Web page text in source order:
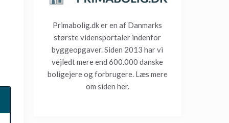
Primabolig.dk er en af Danmarks
største vidensportaler indenfor
byggeopgaver. Siden 2013 har vi
vejledt mere end 600.000 danske
boligejere og forbrugere. Læs mere
om siden her.